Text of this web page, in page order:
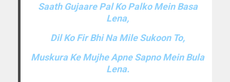
Saath Gujaare Pal Ko Palko Mein Basa
Lena,
Dil Ko Fir Bhi Na Mile Sukoon To,
Muskura Ke Mujhe Apne Sapno Mein Bula
Lena.